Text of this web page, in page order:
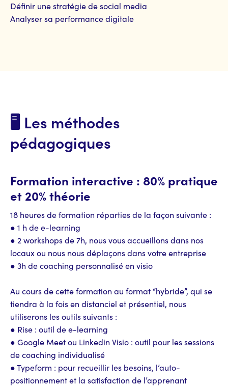
Définir une stratégie de social media
Analyser sa performance digitale
🖥️ Les méthodes
pédagogiques
Formation interactive : 80% pratique
et 20% théorie
18 heures de formation réparties de la façon suivante :
● 1 h de e-learning
● 2 workshops de 7h, nous vous accueillons dans nos
locaux ou nous nous déplaçons dans votre entreprise
● 3h de coaching personnalisé en visio
Au cours de cette formation au format “hybride”, qui se
tiendra à la fois en distanciel et présentiel, nous
utiliserons les outils suivants :
● Rise : outil de e-learning
● Google Meet ou Linkedin Visio : outil pour les sessions
de coaching individualisé
● Typeform : pour recueillir les besoins, l’auto-
positionnement et la satisfaction de l’apprenant